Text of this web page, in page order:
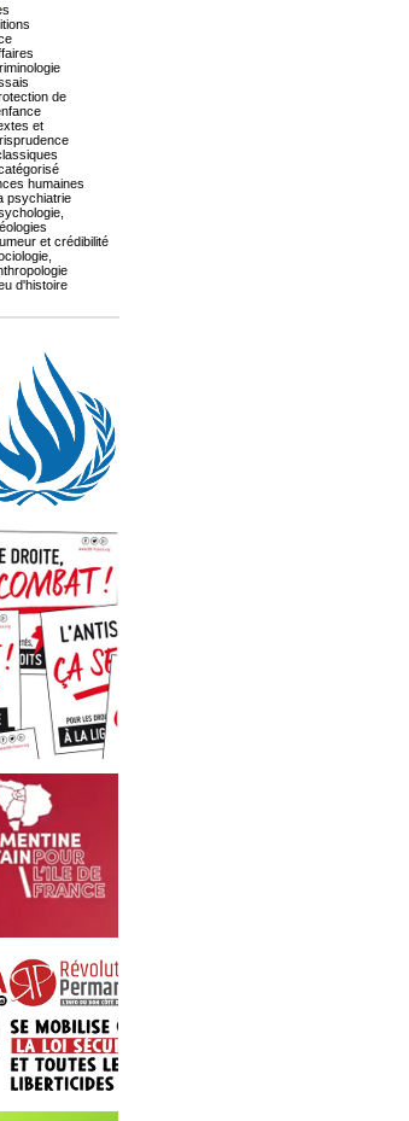
de
et
humaines
psychiatrie
et crédibilité
d'histoire